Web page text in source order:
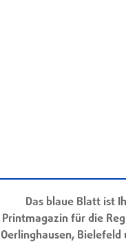
Das blaue Blatt ist
Printmagazin für die
Oerlinghausen, Bielefeld